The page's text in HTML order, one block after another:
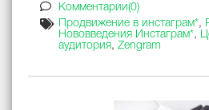
Комментарии(0)
Продвижение в инстаграм*,
Нововведения Инстаграм*,
аудитория, Zengram